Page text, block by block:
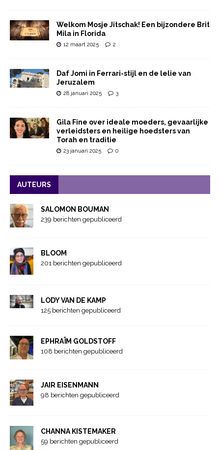
Welkom Mosje Jitschak! Een bijzondere Brit
Mila in Florida
12 maart 2025 2
Daf Jomi in Ferrari-stijl en de lelie van
Jeruzalem
28 januari 2025 3
Gila Fine over ideale moeders, gevaarlijke
verleidsters en heilige hoedsters van
Torah en traditie
23 januari 2025 0
AUTEURS
SALOMON BOUMAN
239 berichten gepubliceerd
BLOOM
201 berichten gepubliceerd
LODY VAN DE KAMP
125 berichten gepubliceerd
EPHRAÏM GOLDSTOFF
108 berichten gepubliceerd
JAIR EISENMANN
98 berichten gepubliceerd
CHANNA KISTEMAKER
59 berichten gepubliceerd